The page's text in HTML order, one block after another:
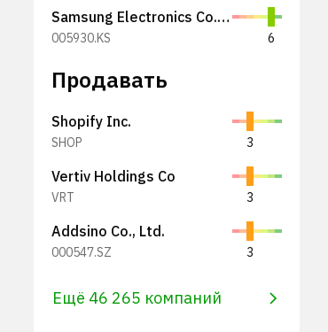
Samsung Electronics Co., Ltd.
005930.KS 6
Продавать
Shopify Inc.
SHOP 3
Vertiv Holdings Co
VRT 3
Addsino Co., Ltd.
000547.SZ 3
Ещё 46 265 компаний